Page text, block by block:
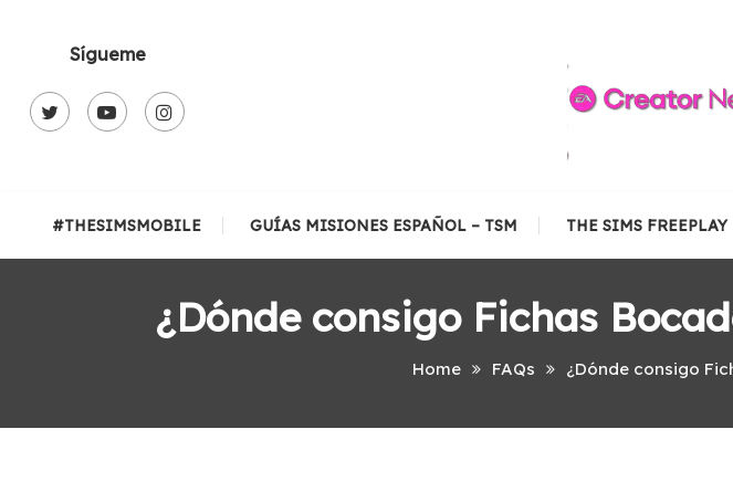
Sígueme
#THESIMSMOBILE GUÍAS MISIONES ESPAÑOL – TSM THE SIMS FREEPLAY
¿Dónde consigo Fichas
Home FAQs ¿Dónde consigo